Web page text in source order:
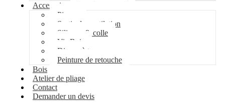
Accessoires
Pipeco
Sortie de ventilation
Silicone & colle
Vis Bois
Disque à tronçonner
Peinture de retouche
Bois
Atelier de pliage
Contact
Demander un devis